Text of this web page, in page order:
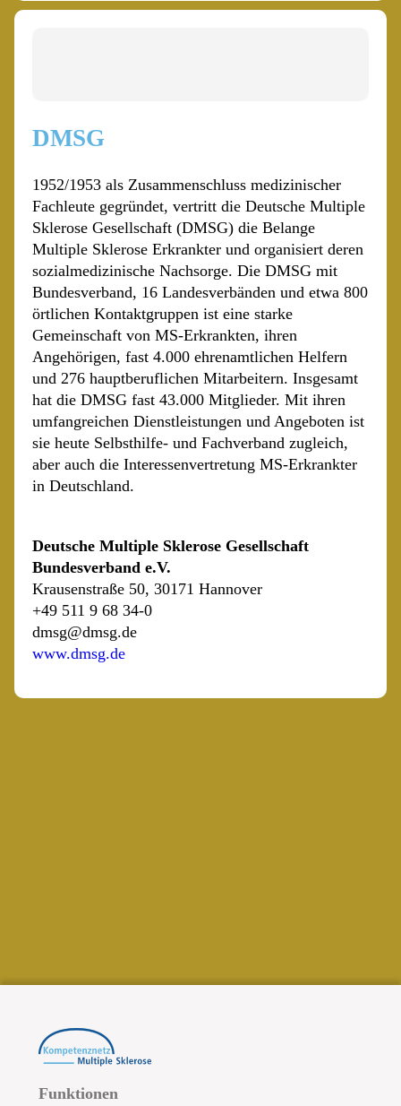
DMSG
1952/1953 als Zusammenschluss medizinischer
Fachleute gegründet, vertritt die Deutsche Multiple
Sklerose Gesellschaft (DMSG) die Belange
Multiple Sklerose Erkrankter und organisiert deren
sozialmedizinische Nachsorge. Die DMSG mit
Bundesverband, 16 Landesverbänden und etwa 800
örtlichen Kontaktgruppen ist eine starke
Gemeinschaft von MS-Erkrankten, ihren
Angehörigen, fast 4.000 ehrenamtlichen Helfern
und 276 hauptberuflichen Mitarbeitern. Insgesamt
hat die DMSG fast 43.000 Mitglieder. Mit ihren
umfangreichen Dienstleistungen und Angeboten ist
sie heute Selbsthilfe- und Fachverband zugleich,
aber auch die Interessenvertretung MS-Erkrankter
in Deutschland.
Deutsche Multiple Sklerose Gesellschaft
Bundesverband e.V.
Krausenstraße 50, 30171 Hannover
+49 511 9 68 34-0
dmsg@dmsg.de
www.dmsg.de
Funktionen